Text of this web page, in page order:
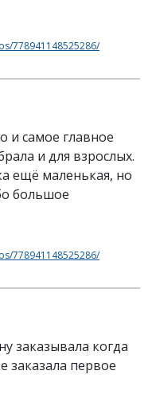
778941148525286/
и самое главное
и для взрослых.
ещё маленькая, но
большое
778941148525286/
заказывала когда
заказала первое